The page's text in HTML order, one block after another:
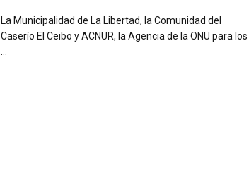
La Municipalidad de La Libertad, la Comunidad del
Caserío El Ceibo y ACNUR, la Agencia de la ONU para los